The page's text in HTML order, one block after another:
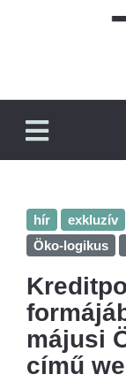
hír exkluzív
Öko-logikus
májusi
című